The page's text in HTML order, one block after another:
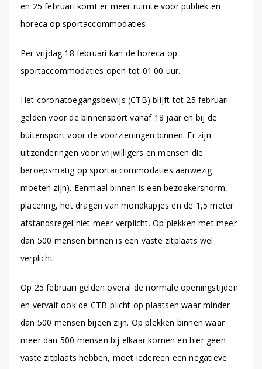
en 25 februari komt er meer ruimte voor publiek en
horeca op sportaccommodaties.
Per vrijdag 18 februari kan de horeca op
sportaccommodaties open tot 01.00 uur.
Het coronatoegangsbewijs (CTB) blijft tot 25 februari
gelden voor de binnensport vanaf 18 jaar en bij de
buitensport voor de voorzieningen binnen. Er zijn
uitzonderingen voor vrijwilligers en mensen die
beroepsmatig op sportaccommodaties aanwezig
moeten zijn). Eenmaal binnen is een bezoekersnorm,
placering, het dragen van mondkapjes en de 1,5 meter
afstandsregel niet meer verplicht. Op plekken met meer
dan 500 mensen binnen is een vaste zitplaats wel
verplicht.
Op 25 februari gelden overal de normale openingstijden
en vervalt ook de CTB-plicht op plaatsen waar minder
dan 500 mensen bijeen zijn. Op plekken binnen waar
meer dan 500 mensen bij elkaar komen en hier geen
vaste zitplaats hebben, moet iedereen een negatieve